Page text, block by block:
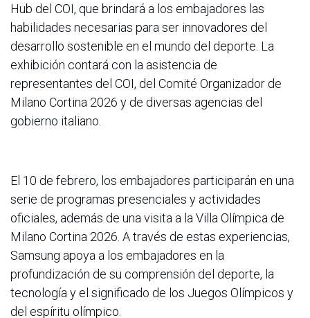
Hub del COI, que brindará a los embajadores las
habilidades necesarias para ser innovadores del
desarrollo sostenible en el mundo del deporte. La
exhibición contará con la asistencia de
representantes del COI, del Comité Organizador de
Milano Cortina 2026 y de diversas agencias del
gobierno italiano.
El 10 de febrero, los embajadores participarán en una
serie de programas presenciales y actividades
oficiales, además de una visita a la Villa Olímpica de
Milano Cortina 2026. A través de estas experiencias,
Samsung apoya a los embajadores en la
profundización de su comprensión del deporte, la
tecnología y el significado de los Juegos Olímpicos y
del espíritu olímpico.